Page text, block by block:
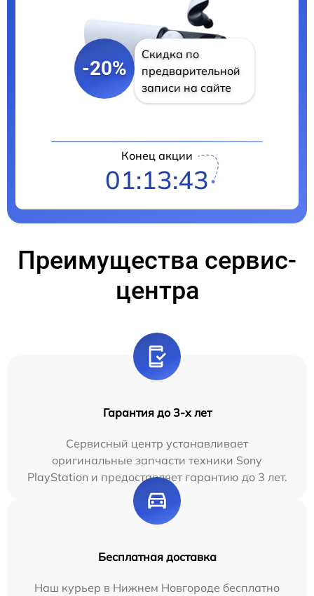
-20%
Скидка по
предварительной
записи на сайте
Конец акции
01:13:42
Преимущества сервис-
центра
Гарантия до 3-х лет
Сервисный центр устанавливает
оригинальные запчасти техники Sony
PlayStation и предоставляет гарантию до 3 лет.
Бесплатная доставка
Наш курьер в Нижнем Новгороде бесплатно